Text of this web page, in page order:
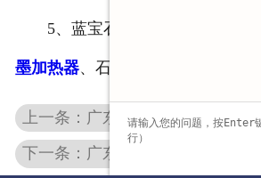
5、蓝宝石HEM法生产中使用到
墨加热器、石墨电极。
上一条：广东地质钻底模
下一条：广东石墨件